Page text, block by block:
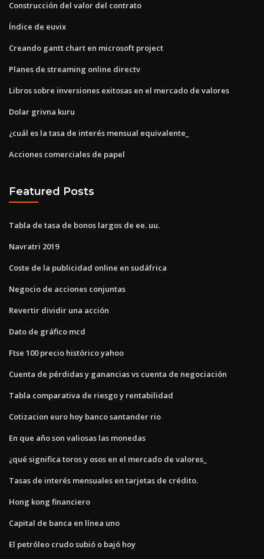
Construcción del valor del contrato
Índice de euvix
Creando gantt chart en microsoft project
Planes de streaming online directv
Libros sobre inversiones exitosas en el mercado de valores
Dolar grivna kuru
¿cuál es la tasa de interés mensual equivalente_
Acciones comerciales de papel
Featured Posts
Tabla de tasa de bonos largos de ee. uu.
Navratri 2019
Coste de la publicidad online en sudáfrica
Negocio de acciones conjuntas
Revertir dividir una acción
Dato de gráfico mcd
Ftse 100 precio histórico yahoo
Cuenta de pérdidas y ganancias vs cuenta de negociación
Tabla comparativa de riesgo y rentabilidad
Cotizacion euro hoy banco santander rio
En que año son valiosas las monedas
¿qué significa toros y osos en el mercado de valores_
Tasas de interés mensuales en tarjetas de crédito.
Hong kong financiero
Capital de banca en línea uno
El petróleo crudo subió o bajó hoy